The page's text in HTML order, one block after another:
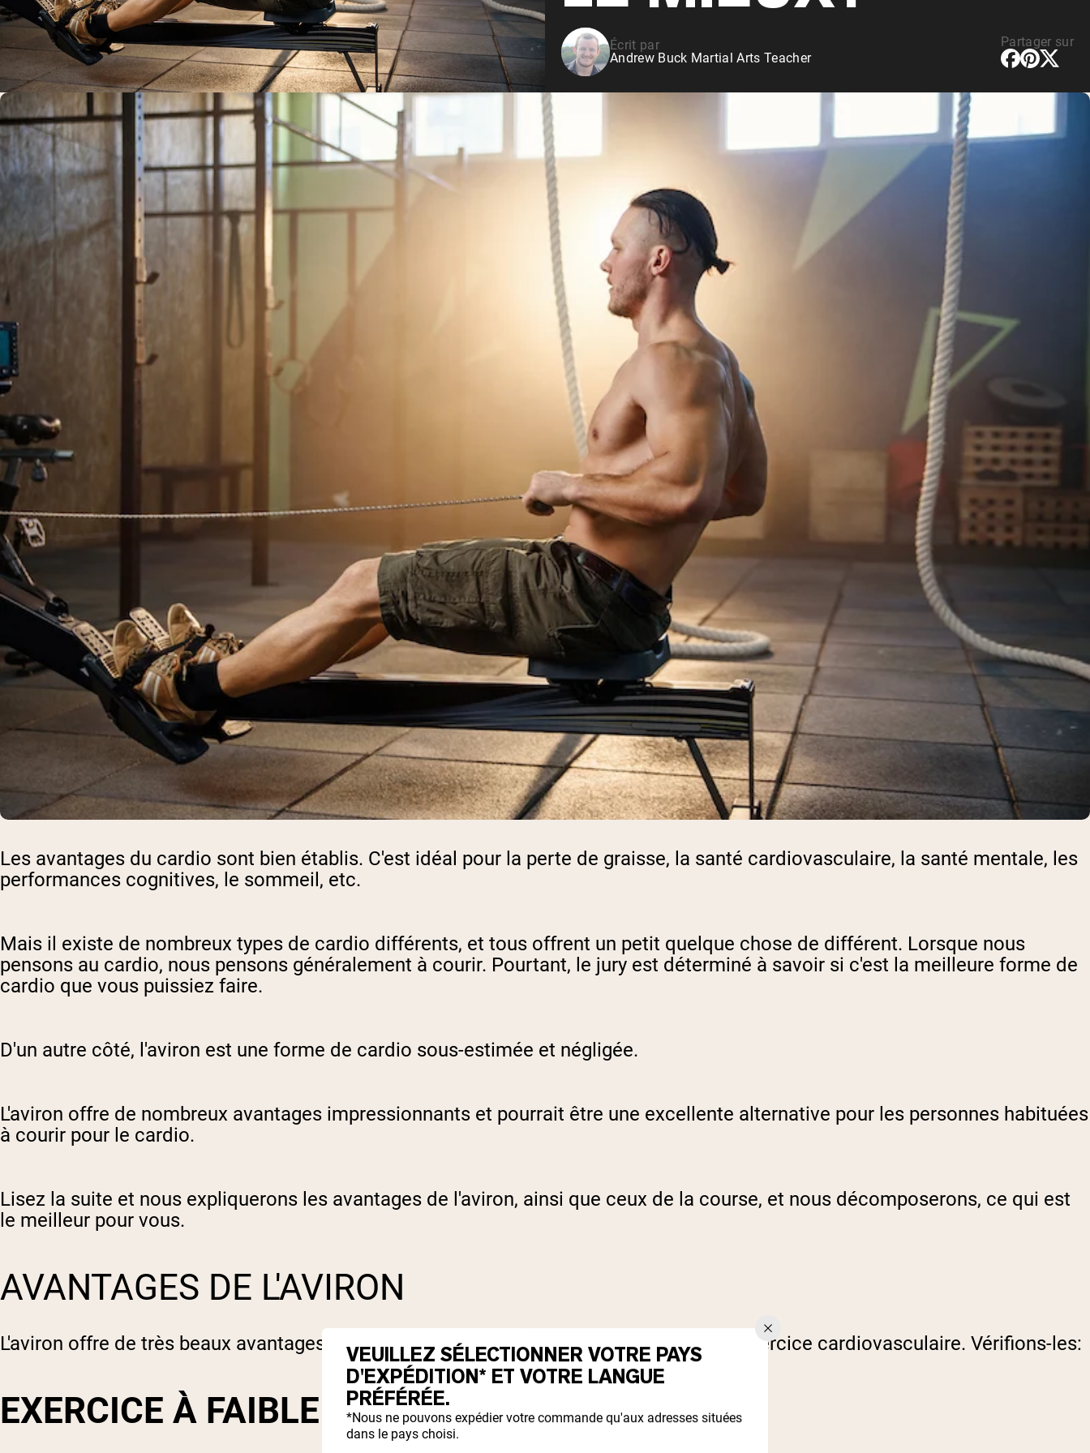
vanille
Whey de vache nourrie à
l'herbe
Shop All Protéines En Poudre
Écrit par
Andrew Buck Martial Arts Teacher
Partager sur
Les avantages du cardio sont bien établis. C'est idéal pour la perte de graisse, la santé cardiovasculaire, la santé mentale, les
performances cognitives, le sommeil, etc.
Mais il existe de nombreux types de cardio différents, et tous offrent un petit quelque chose de différent. Lorsque nous
pensons au cardio, nous pensons généralement à courir. Pourtant, le jury est déterminé à savoir si c'est la meilleure forme de
cardio que vous puissiez faire.
D'un autre côté, l'aviron est une forme de cardio sous-estimée et négligée.
L'aviron offre de nombreux avantages impressionnants et pourrait être une excellente alternative pour les personnes habituées
à courir pour le cardio.
Lisez la suite et nous expliquerons les avantages de l'aviron, ainsi que ceux de la course, et nous décomposerons, ce qui est
le meilleur pour vous.
AVANTAGES DE L'AVIRON
L'aviron offre de très beaux avantages, en plus des principaux avantages réguliers de l'exercice cardiovasculaire. Vérifions-les:
EXERCICE À FAIBLE IMPACT
VEUILLEZ SÉLECTIONNER VOTRE PAYS
D'EXPÉDITION* ET VOTRE LANGUE
PRÉFÉRÉE.
*Nous ne pouvons expédier votre commande qu'aux adresses situées
dans le pays choisi.